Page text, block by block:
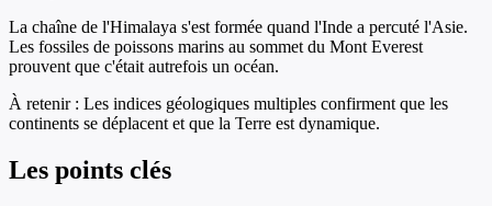
La chaîne de l'Himalaya s'est formée quand l'Inde a percuté l'Asie.
Les fossiles de poissons marins au sommet du Mont Everest
prouvent que c'était autrefois un océan.
À retenir : Les indices géologiques multiples confirment que les
continents se déplacent et que la Terre est dynamique.
Les points clés